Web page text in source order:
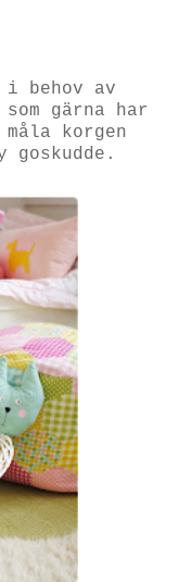
behov av
gärna har
korgen